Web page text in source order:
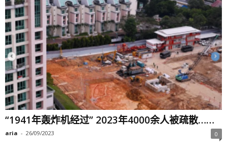
“1941年轰炸机经过” 2023年4000余人被疏散……
aria - 26/09/2023 0